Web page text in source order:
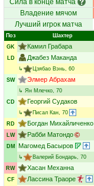
Сила в конце матча
Владение мячом
Лучший игрок матча
Поз Шахтер
GK
Камил Грабара
LD
Джабез Маканда
↳
Цзябао Вэнь, 60
SW
Элмер Абрахам
↳ Ян Млечко, 70
CD
Георгий Судаков
↳
Писал Кан, 70
RD
Богдан Михайличенко
LW
Рабби Матондо
DM
Магомед Басыров
↳
Валерий Бондарь, 70
RW
Хасан Механна
CF
Лассина Траоре